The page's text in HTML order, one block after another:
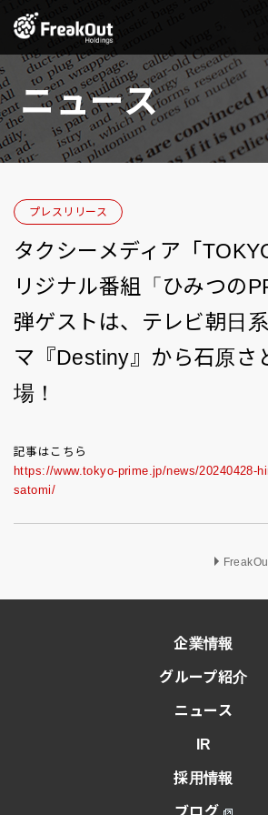
ニュース
プレスリリース
タクシーメディア「
リジナル番組「ひみつの
弾ゲストは、テレビ朝日
マ『Destiny』から石原さ
場！
記事はこちら
https://www.tokyo-prime.jp/news/20240428-
satomi/
企業情報
グループ紹介
ニュース
IR
採用情報